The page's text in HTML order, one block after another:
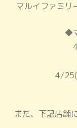
マルイファミリ
◆
4/
また、下記店舗